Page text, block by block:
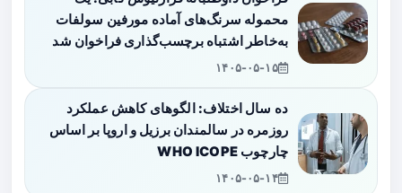
محموله سرنگ‌های آماده مورفین سولفات
به‌خاطر اشتباه برچسب‌گذاری فراخوان شد
۱۴۰۵-۰۵-۱۵
ده سال اختلاف: الگوهای کاهش عملکرد
روزمره در سالمندان برزیل و اروپا بر اساس
چارچوب WHO ICOPE
۱۴۰۵-۰۵-۱۴